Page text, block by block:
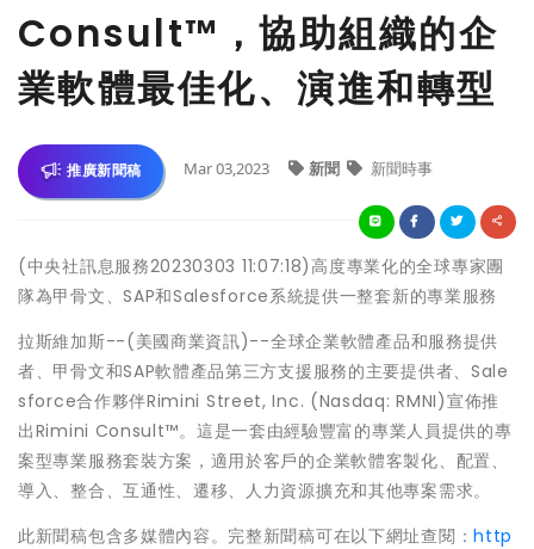
Consult™，協助組織的企
業軟體最佳化、演進和轉型
推廣新聞稿 Mar 03,2023 新聞 新聞時事
(中央社訊息服務20230303 11:07:18)高度專業化的全球專家團
隊為甲骨文、SAP和Salesforce系統提供一整套新的專業服務
拉斯維加斯--(美國商業資訊)--全球企業軟體產品和服務提供
者、甲骨文和SAP軟體產品第三方支援服務的主要提供者、Sale
sforce合作夥伴Rimini Street, Inc. (Nasdaq: RMNI)宣佈推
出Rimini Consult™。這是一套由經驗豐富的專業人員提供的專
案型專業服務套裝方案，適用於客戶的企業軟體客製化、配置、
導入、整合、互通性、遷移、人力資源擴充和其他專案需求。
此新聞稿包含多媒體內容。完整新聞稿可在以下網址查閱：http